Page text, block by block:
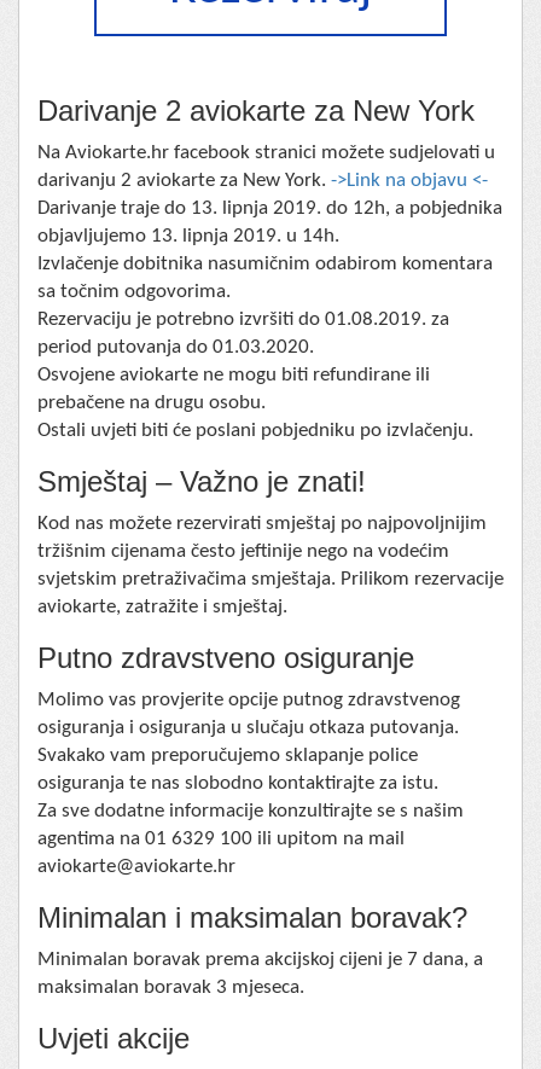
Darivanje 2 aviokarte za New York
Na Aviokarte.hr facebook stranici možete sudjelovati u
darivanju 2 aviokarte za New York. ->Link na objavu <-
Darivanje traje do 13. lipnja 2019. do 12h, a pobjednika
objavljujemo 13. lipnja 2019. u 14h.
Izvlačenje dobitnika nasumičnim odabirom komentara
sa točnim odgovorima.
Rezervaciju je potrebno izvršiti do 01.08.2019. za
period putovanja do 01.03.2020.
Osvojene aviokarte ne mogu biti refundirane ili
prebačene na drugu osobu.
Ostali uvjeti biti će poslani pobjedniku po izvlačenju.
Smještaj – Važno je znati!
Kod nas možete rezervirati smještaj po najpovoljnijim
tržišnim cijenama često jeftinije nego na vodećim
svjetskim pretraživačima smještaja. Prilikom rezervacije
aviokarte, zatražite i smještaj.
Putno zdravstveno osiguranje
Molimo vas provjerite opcije putnog zdravstvenog
osiguranja i osiguranja u slučaju otkaza putovanja.
Svakako vam preporučujemo sklapanje police
osiguranja te nas slobodno kontaktirajte za istu.
Za sve dodatne informacije konzultirajte se s našim
agentima na 01 6329 100 ili upitom na mail
aviokarte@aviokarte.hr
Minimalan i maksimalan boravak?
Minimalan boravak prema akcijskoj cijeni je 7 dana, a
maksimalan boravak 3 mjeseca.
Uvjeti akcije